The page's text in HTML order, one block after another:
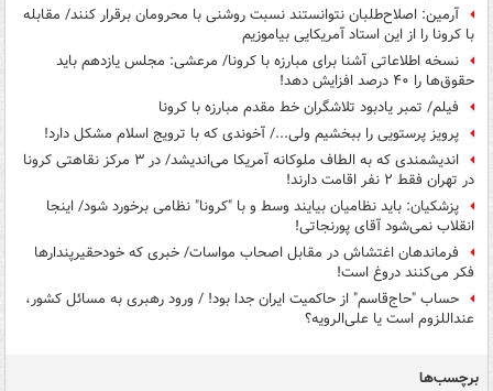
آرمین: اصلاح‌طلبان نتوانستند نسبت روشنی با محرومان برقرار کنند/ مقابله
با کرونا را از این استاد آمریکایی بیاموزیم
نسخه اطلاعاتی آشنا برای مبارزه با کرونا/ مرعشی: مجلس یازدهم باید
حقوق‌ها را ۴۰ درصد افزایش دهد!
فیلم/ تمبر یادبود تلاشگران خط مقدم مبارزه با کرونا
پرویز پرستویی را ببخشیم ولی.../ آخوندی که با ترویج اسلام مشکل دارد!
اندیشمندی که به الطاف ملوکانه آمریکا می‌اندیشد/ در ۳ مرکز نقاهتی کرونا
در تهران فقط ۲ نفر اقامت دارند!
پزشکیان: باید نظامیان بیایند وسط و با "کرونا" نظامی برخورد شود/ اینجا
انقلاب نمی‌شود آقای پورنجاتی!
فرماندهان اغتشاش در مقابل اصحاب مواسات/ خبری که خودحقیرپندارها
فکر می‌کنند دروغ است!
حساب "حاج‌قاسم" از حاکمیت ایران جدا بود! / ورود رهبری به مسائل کشور،
عنداللزوم است یا علی‌الرویه؟
برچسب‌ها